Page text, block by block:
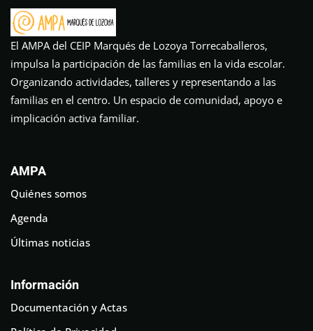
El AMPA del CEIP Marqués de Lozoya Torrecaballeros,
impulsa la participación de las familias en la vida escolar.
Organizando actividades, talleres y representando a las
familias en el centro. Un espacio de comunidad, apoyo e
implicación activa familiar.
AMPA
Quiénes somos
Agenda
Últimas noticias
Información
Documentación y Actas